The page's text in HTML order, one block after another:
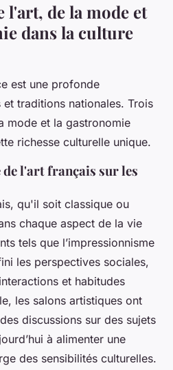
l'art, de la mode et
dans la culture
est une profonde
traditions nationales. Trois
mode et la gastronomie
richesse culturelle unique.
l'art français sur les
qu'il soit classique ou
chaque aspect de la vie
tels que l’impressionnisme
les perspectives sociales,
et habitudes
les salons artistiques ont
discussions sur des sujets
à alimenter une
des sensibilités culturelles.